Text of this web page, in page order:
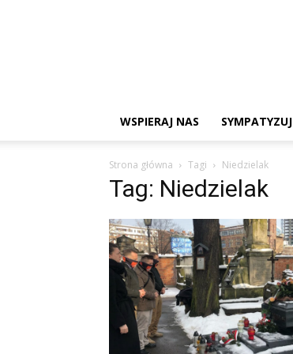
WSPIERAJ NAS SYMPATYZUJ
Strona główna Tagi Niedzielak
Tag: Niedzielak